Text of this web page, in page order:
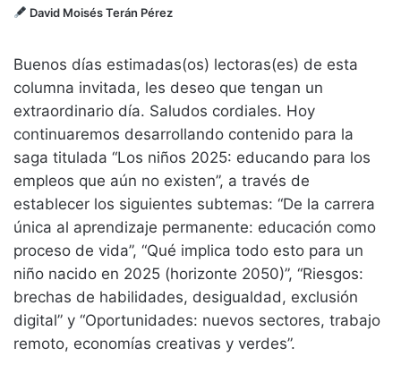
David Moisés Terán Pérez
Buenos días estimadas(os) lectoras(es) de esta
columna invitada, les deseo que tengan un
extraordinario día. Saludos cordiales. Hoy
continuaremos desarrollando contenido para la
saga titulada “Los niños 2025: educando para los
empleos que aún no existen”, a través de
establecer los siguientes subtemas: “De la carrera
única al aprendizaje permanente: educación como
proceso de vida”, “Qué implica todo esto para un
niño nacido en 2025 (horizonte 2050)”, “Riesgos:
brechas de habilidades, desigualdad, exclusión
digital” y “Oportunidades: nuevos sectores, trabajo
remoto, economías creativas y verdes”.